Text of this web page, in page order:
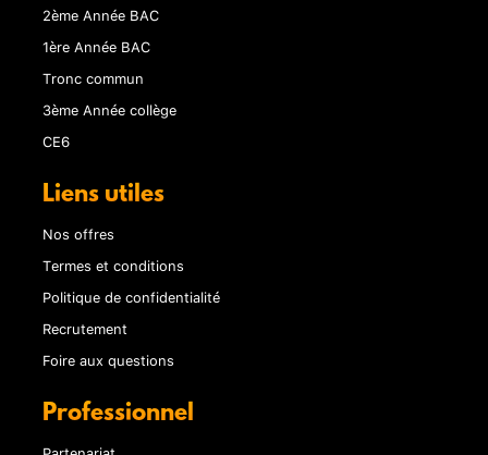
2ème Année BAC
1ère Année BAC
Tronc commun
3ème Année collège
CE6
Liens utiles
Nos offres
Termes et conditions
Politique de confidentialité
Recrutement
Foire aux questions
Professionnel